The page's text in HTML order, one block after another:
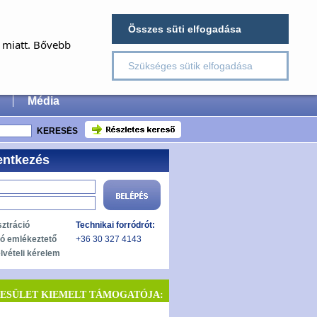
Média
×
emlékeztető
kérelem
Technikai forródrót:
+36 30 327 4143
KIEMELT TÁMOGATÓJA:
Bővebb
Összes süti elfogadása
Szükséges sütik elfogadása